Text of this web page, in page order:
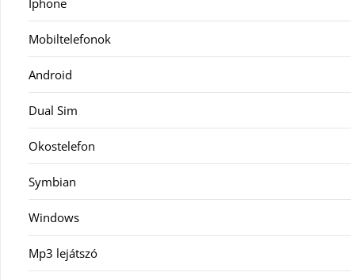
Iphone
Mobiltelefonok
Android
Dual Sim
Okostelefon
Symbian
Windows
Mp3 lejátszó